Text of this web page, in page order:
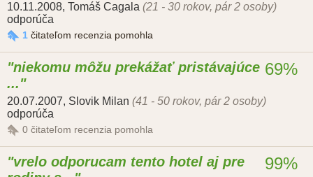
10.11.2008, Tomáš Cagala (21 - 30 rokov, pár 2 osoby)
odporúča
1 čitateľom recenzia pomohla
niekomu môžu prekážať pristávajúce
...
20.07.2007, Slovik Milan (41 - 50 rokov, pár 2 osoby)
odporúča
0 čitateľom recenzia pomohla
69%
vrelo odporucam tento hotel aj pre
99%